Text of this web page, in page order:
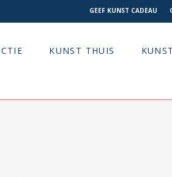
GEEF KUNST CADEAU
KUNST THUIS